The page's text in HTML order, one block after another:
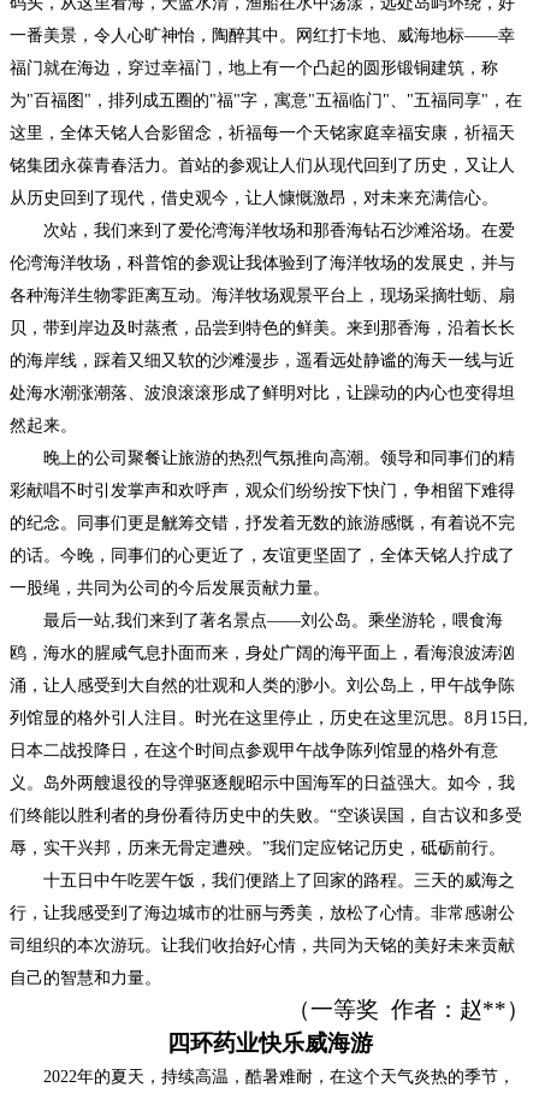
一番美景，令人心旷神怡，陶醉其中。网红打卡地、威海地标——幸
福门就在海边，穿过幸福门，地上有一个凸起的圆形锻铜建筑，称
为"百福图"，排列成五圈的"福"字，寓意"五福临门"、"五福同享"，在
这里，全体天铭人合影留念，祈福每一个天铭家庭幸福安康，祈福天
铭集团永葆青春活力。首站的参观让人们从现代回到了历史，又让人
从历史回到了现代，借史观今，让人慷慨激昂，对未来充满信心。
次站，我们来到了爱伦湾海洋牧场和那香海钻石沙滩浴场。在爱
伦湾海洋牧场，科普馆的参观让我体验到了海洋牧场的发展史，并与
各种海洋生物零距离互动。海洋牧场观景平台上，现场采摘牡蛎、扇
贝，带到岸边及时蒸煮，品尝到特色的鲜美。来到那香海，沿着长长
的海岸线，踩着又细又软的沙滩漫步，遥看远处静谧的海天一线与近
处海水潮涨潮落、波浪滚滚形成了鲜明对比，让躁动的内心也变得坦
然起来。
晚上的公司聚餐让旅游的热烈气氛推向高潮。领导和同事们的精
彩献唱不时引发掌声和欢呼声，观众们纷纷按下快门，争相留下难得
的纪念。同事们更是觥筹交错，抒发着无数的旅游感慨，有着说不完
的话。今晚，同事们的心更近了，友谊更坚固了，全体天铭人拧成了
一股绳，共同为公司的今后发展贡献力量。
最后一站,我们来到了著名景点——刘公岛。乘坐游轮，喂食海
鸥，海水的腥咸气息扑面而来，身处广阔的海平面上，看海浪波涛汹
涌，让人感受到大自然的壮观和人类的渺小。刘公岛上，甲午战争陈
列馆显的格外引人注目。时光在这里停止，历史在这里沉思。8月15日,
日本二战投降日，在这个时间点参观甲午战争陈列馆显的格外有意
义。岛外两艘退役的导弹驱逐舰昭示中国海军的日益强大。如今，我
们终能以胜利者的身份看待历史中的失败。“空谈误国，自古议和多受
辱，实干兴邦，历来无骨定遭殃。”我们定应铭记历史，砥砺前行。
十五日中午吃罢午饭，我们便踏上了回家的路程。三天的威海之
行，让我感受到了海边城市的壮丽与秀美，放松了心情。非常感谢公
司组织的本次游玩。让我们收抬好心情，共同为天铭的美好未来贡献
自己的智慧和力量。
（一等奖 作者： 赵**）
四环药业快乐威海游
2022年的夏天，持续高温，酷暑难耐，在这个天气炎热的季节，